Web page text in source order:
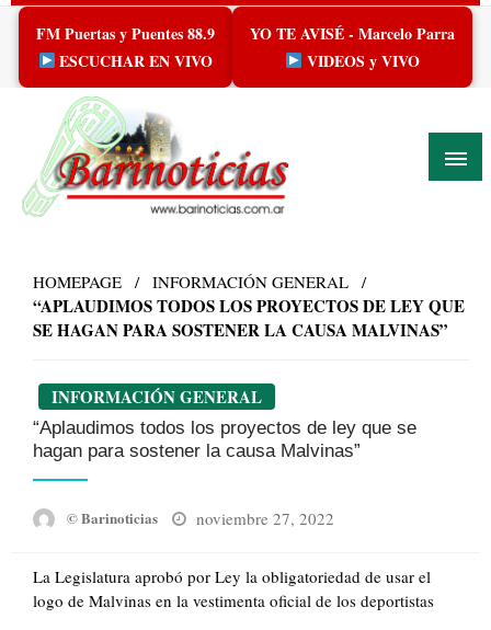
Skip
content
FM Puertas y Puentes 88.9
ESCUCHAR EN VIVO
YO TE AVISÉ - Marcelo Parra
VIDEOS y VIVO
HOMEPAGE INFORMACIÓN GENERAL
“APLAUDIMOS TODOS LOS PROYECTOS DE LEY QUE
SE HAGAN PARA SOSTENER LA CAUSA MALVINAS”
INFORMACIÓN GENERAL
“Aplaudimos todos los proyectos de ley que se
hagan para sostener la causa Malvinas”
© Barinoticias
Posted
noviembre 27, 2022
La Legislatura aprobó por Ley la obligatoriedad de usar el
logo de Malvinas en la vestimenta oficial de los deportistas